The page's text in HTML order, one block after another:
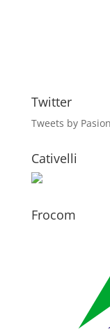
Twitter
Tweets by
Cativelli
Frocom